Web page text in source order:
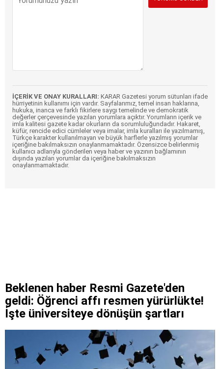
İÇERİK VE ONAY KURALLARI: KARAR Gazetesi yorum sütunları ifade
hürriyetinin kullanımı için vardır. Sayfalarımız, temel insan haklarına,
hukuka, inanca ve farklı fikirlere saygı temelinde ve demokratik
değerler çerçevesinde yazılan yorumlara açıktır. Yorumların içerik ve
imla kalitesi gazete kadar okurların da sorumluluğundadır. Hakaret,
küfür, rencide edici cümleler veya imalar, imla kuralları ile yazılmamış,
Türkçe karakter kullanılmayan ve büyük harflerle yazılmış yorumlar
içeriğine bakılmaksızın onaylanmamaktadır. Özensizce belirlenmiş
kullanıcı adlarıyla gönderilen veya haber ve yazının bağlamının
dışında yazılan yorumlar da içeriğine bakılmaksızın
onaylanmamaktadır.
Beklenen haber Resmi Gazete'den
geldi: Öğrenci affı resmen yürürlükte!
İşte üniversiteye dönüşün şartları